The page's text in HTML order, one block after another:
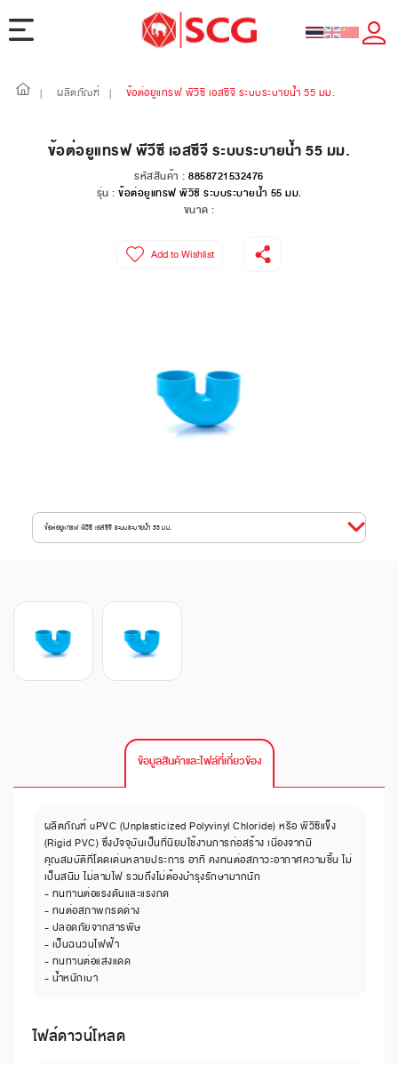
| ผลิตภัณฑ์ | ข้อต่อยูแทรฟ พีวีซี เอสซีจี ระบบระบายน้ำ 55 มม.
ข้อต่อยูแทรฟ พีวีซี เอสซีจี ระบบระบายน้ำ 55 มม.
รหัสสินค้า : 8858721532476
รุ่น : ข้อต่อยูแทรฟ พีวีซี ระบบระบายน้ำ 55 มม.
ขนาด :
Add to Wishlist
ข้อต่อยูแทรฟ พีวีซี เอสซีจี ระบบระบายน้ำ 55 มม.
ข้อมูลสินค้าและไฟล์ที่เกี่ยวข้อง
ผลิตภัณฑ์ uPVC (Unplasticized Polyvinyl Chloride) หรือ พีวีซีแข็ง
(Rigid PVC) ซึ่งปัจจุบันเป็นที่นิยมใช้งานการก่อสร้าง เนื่องจากมี
คุณสมบัติที่โดดเด่นหลายประการ อาทิ คงทนต่อสภาวะอากาศความชื้น ไม่
เป็นสนิม ไม่ลามไฟ รวมถึงไม่ต้องบำรุงรักษามากนัก
- ทนทานต่อแรงดันและแรงกด
- ทนต่อสภาพกรดด่าง
- ปลอดภัยจากสารพิษ
- เป็นฉนวนไฟฟ้า
- ทนทานต่อแสงแดด
- น้ำหนักเบา
ไฟล์ดาวน์โหลด